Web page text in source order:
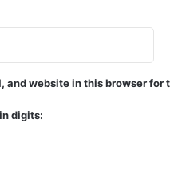
and website in this browser for
digits: